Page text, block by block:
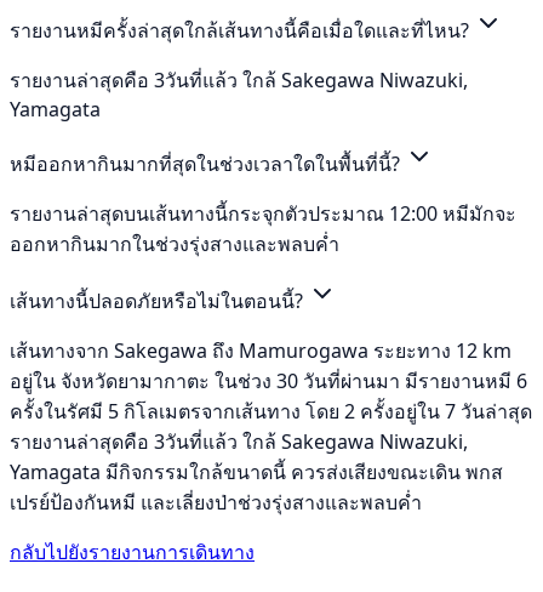
รายงานหมีครั้งล่าสุดใกล้เส้นทางนี้คือเมื่อใดและที่ไหน?
รายงานล่าสุดคือ 3วันที่แล้ว ใกล้ Sakegawa Niwazuki,
Yamagata
หมีออกหากินมากที่สุดในช่วงเวลาใดในพื้นที่นี้?
รายงานล่าสุดบนเส้นทางนี้กระจุกตัวประมาณ 12:00 หมีมักจะ
ออกหากินมากในช่วงรุ่งสางและพลบค่ำ
เส้นทางนี้ปลอดภัยหรือไม่ในตอนนี้?
เส้นทางจาก Sakegawa ถึง Mamurogawa ระยะทาง 12 km
อยู่ใน จังหวัดยามากาตะ ในช่วง 30 วันที่ผ่านมา มีรายงานหมี 6
ครั้งในรัศมี 5 กิโลเมตรจากเส้นทาง โดย 2 ครั้งอยู่ใน 7 วันล่าสุด
รายงานล่าสุดคือ 3วันที่แล้ว ใกล้ Sakegawa Niwazuki,
Yamagata มีกิจกรรมใกล้ขนาดนี้ ควรส่งเสียงขณะเดิน พกส
เปรย์ป้องกันหมี และเลี่ยงป่าช่วงรุ่งสางและพลบค่ำ
กลับไปยังรายงานการเดินทาง